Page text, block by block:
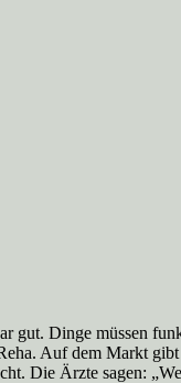
gut. Dinge müssen
Auf dem Markt
Die Ärzte sagen: